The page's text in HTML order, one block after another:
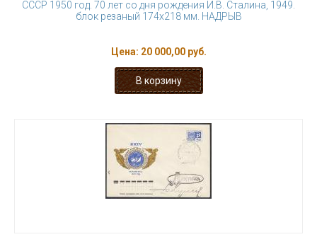
СССР 1950 год. 70 лет со дня рождения И.В. Сталина, 1949.
блок резаный 174х218 мм. НАДРЫВ
Цена: 20 000,00 руб.